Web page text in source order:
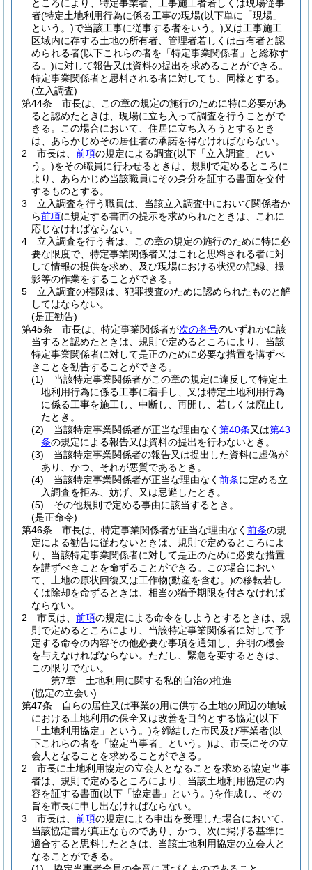
ところにより、特定事業者、工事施工者若しくは現場従事
者(特定土地利用行為に係る工事の現場(以下単に「現場」
という。)で当該工事に従事する者をいう。)又は工事施工
区域内に存する土地の所有者、管理者若しくは占有者と認
められる者(以下これらの者を「特定事業関係者」と総称す
る。)に対して報告又は資料の提出を求めることができる。
特定事業関係者と思料される者に対しても、同様とする。
(立入調査)
第44条
市長は、この章の規定の施行のために特に必要があ
ると認めたときは、現場に立ち入って調査を行うことがで
きる。
この場合において、住居に立ち入ろうとするとき
は、あらかじめその居住者の承諾を得なければならない。
2
市長は、 前項の規定による調査(以下「立入調査」とい
う。)をその職員に行わせるときは、規則で定めるところに
より、あらかじめ当該職員にその身分を証する書面を交付
するものとする。
3
立入調査を行う職員は、当該立入調査中において関係者か
ら前項に規定する書面の提示を求められたときは、これに
応じなければならない。
4
立入調査を行う者は、この章の規定の施行のために特に必
要な限度で、特定事業関係者又はこれと思料される者に対
して情報の提供を求め、及び現場における状況の記録、撮
影等の作業をすることができる。
5
立入調査の権限は、犯罪捜査のために認められたものと解
してはならない。
(是正勧告)
第45条
市長は、特定事業関係者が次の各号のいずれかに該
当すると認めたときは、規則で定めるところにより、当該
特定事業関係者に対して是正のために必要な措置を講ずべ
きことを勧告することができる。
(1)
当該特定事業関係者がこの章の規定に違反して特定土
地利用行為に係る工事に着手し、又は特定土地利用行為
に係る工事を施工し、中断し、再開し、若しくは廃止し
たとき。
(2)
当該特定事業関係者が正当な理由なく 第40条又は第43
条の規定による報告又は資料の提出を行わないとき。
(3)
当該特定事業関係者の報告又は提出した資料に虚偽が
あり、かつ、それが悪質であるとき。
(4)
当該特定事業関係者が正当な理由なく 前条に定める立
入調査を拒み、妨げ、又は忌避したとき。
(5)
その他規則で定める事由に該当するとき。
(是正命令)
第46条
市長は、特定事業関係者が正当な理由なく 前条の規
定による勧告に従わないときは、規則で定めるところによ
り、当該特定事業関係者に対して是正のために必要な措置
を講ずべきことを命ずることができる。
この場合におい
て、土地の原状回復又は工作物(動産を含む。)の移転若し
くは除却を命ずるときは、相当の猶予期限を付さなければ
ならない。
2
市長は、 前項の規定による命令をしようとするときは、規
則で定めるところにより、当該特定事業関係者に対して予
定する命令の内容その他必要な事項を通知し、弁明の機会
を与えなければならない。 ただし、緊急を要するときは、
この限りでない。
第7章
土地利用に関する私的自治の推進
(協定の立会い)
第47条
自らの居住又は事業の用に供する土地の周辺の地域
における土地利用の保全又は改善を目的とする協定(以下
「土地利用協定」という。)を締結した市民及び事業者(以
下これらの者を「協定当事者」という。)は、市長にその立
会人となることを求めることができる。
2
市長に土地利用協定の立会人となることを求める協定当事
者は、規則で定めるところにより、当該土地利用協定の内
容を証する書面(以下「協定書」という。)を作成し、その
旨を市長に申し出なければならない。
3
市長は、 前項の規定による申出を受理した場合において、
当該協定書が真正なものであり、かつ、次に掲げる基準に
適合すると思料したときは、当該土地利用協定の立会人と
なることができる。